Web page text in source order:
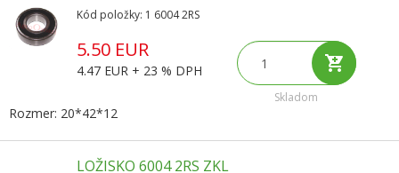
Kód položky: 1 6004 2RS
5.50 EUR
4.47 EUR + 23 % DPH
Skladom
Rozmer: 20*42*12
LOŽISKO 6004 2RS ZKL